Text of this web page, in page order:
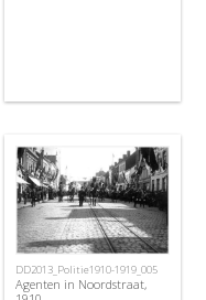
DD2013_Politie1910-1919_005
Agenten in Noordstraat,